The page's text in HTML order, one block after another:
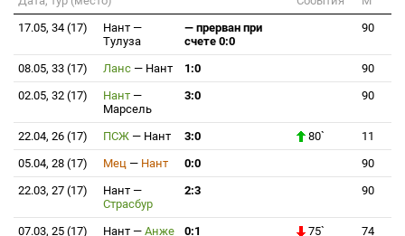
17.05, 34 (17)
Нант —
Тулуза
— прерван при
счете 0:0
90
08.05, 33 (17) Ланс — Нант 1:0
90
02.05, 32 (17)
Нант —
Марсель
3:0 90
22.04, 26 (17) ПСЖ — Нант 3:0 80`
11
05.04, 28 (17)
Мец — Нант 0:0
90
22.03, 27 (17)
Нант —
Страсбур
2:3 90
07.03, 25 (17) Нант — Анже 0:1 75`
74